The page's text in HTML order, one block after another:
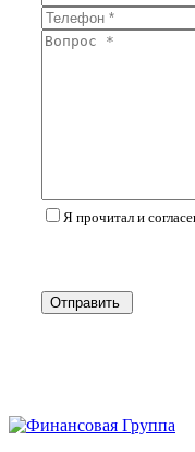
Я прочитал и
Отправить